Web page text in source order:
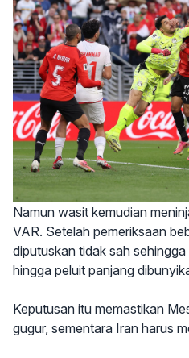
Namun wasit kemudian
VAR. Setelah pemeriksaan
diputuskan tidak sah
hingga peluit panjang
Keputusan itu memastikan
gugur, sementara Iran harus